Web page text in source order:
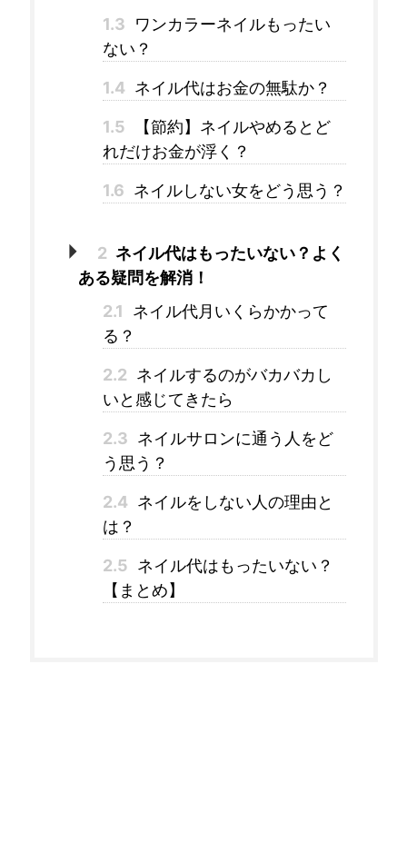
1.3
ワンカラーネイルもったい
ない？
1.4 ネイル代はお金の無駄か？
1.5
【節約】ネイルやめるとど
れだけお金が浮く？
1.6 ネイルしない女をどう思う？
2 ネイル代はもったいない？よく
ある疑問を解消！
2.1
ネイル代月いくらかかって
る？
2.2 ネイルするのがバカバカし
いと感じてきたら
2.3 ネイルサロンに通う人をど
う思う？
2.4 ネイルをしない人の理由と
は？
2.5 ネイル代はもったいない？
【まとめ】